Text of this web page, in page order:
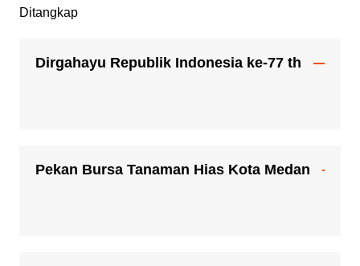
Dirgahayu Republik Indonesia ke-77 th
Pekan Bursa Tanaman Hias Kota Medan